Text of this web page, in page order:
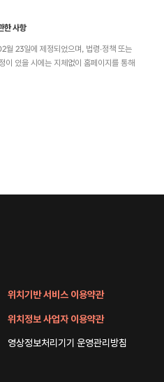
한 사항
23일에 제정되었으며, 법령∙정책 또는
이 있을 시에는 지체없이 홈페이지를 통해
위치기반 서비스 이용약관
위치정보 사업자 이용약관
영상정보처리기기 운영관리방침